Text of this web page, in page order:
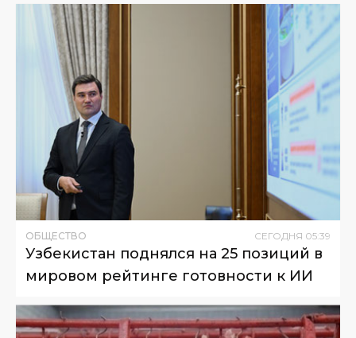
ОБЩЕСТВО СЕГОДНЯ 05:39
Узбекистан поднялся на 25 позиций в
мировом рейтинге готовности к ИИ